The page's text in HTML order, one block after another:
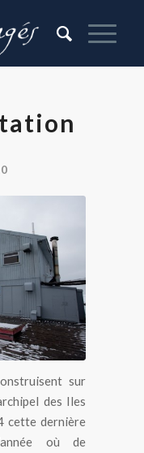
sur
des Iles
cette dernière
où de